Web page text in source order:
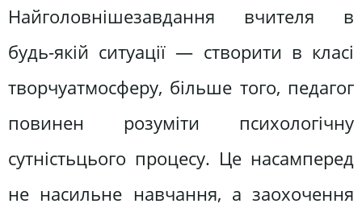
Найголовнішезавдання вчителя в
будь-якій ситуації — створити в класі
творчуатмосферу, більше того, педагог
повинен розуміти психологічну
сутністьцього процесу. Це насамперед
не насильне навчання, а заохочення